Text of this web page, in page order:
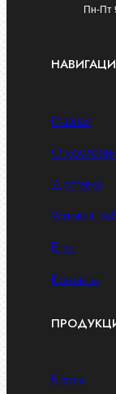
Пн-Пт
Главная
О
Доставка
Условия
Блог
Контакты
Болты